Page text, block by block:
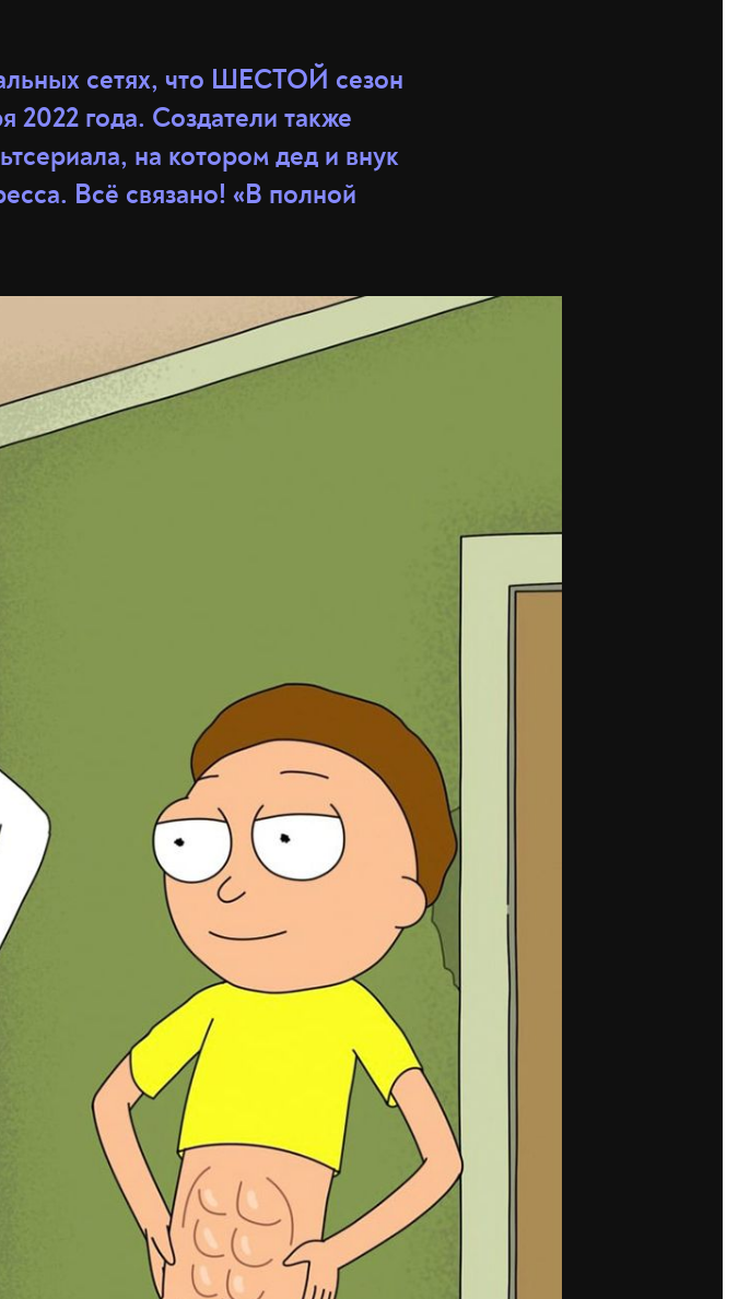
сетях, что ШЕСТОЙ сезон
2022 года. Создатели также
на котором дед и внук
Всё связано! «В полной